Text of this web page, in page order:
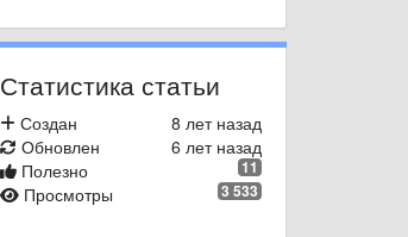
Статистика статьи
8 лет назад
Создан
6 лет назад
Обновлен
11
Полезно
3 533
Просмотры